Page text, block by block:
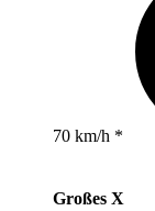
70 km/h *
Großes X